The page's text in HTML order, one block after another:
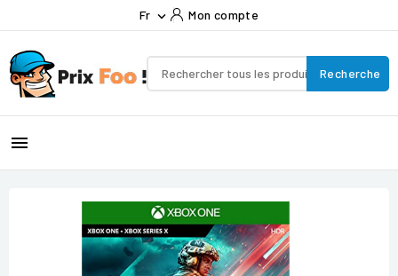
Fr  Mon compte
Recherche
